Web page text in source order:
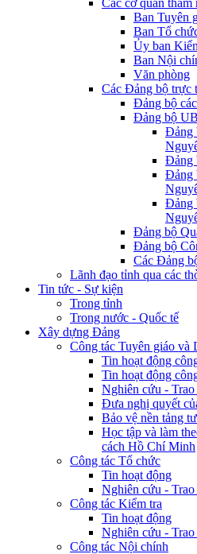
Ban Tuyên
Ban Tổ
Ủy ban
Ban Nội
Văn phòng
Các Đảng bộ trực
Đảng bộ
Đảng bộ
Đảng
Đảng
Đảng
Đảng
Đảng bộ
Đảng bộ
Các Đảng
Lãnh đạo tỉnh qua các
Tin tức - Sự kiện
Trong tỉnh
Trong nước - Quốc tế
Xây dựng Đảng
Công tác Tuyên giáo và
Tin hoạt động
Tin hoạt động
Nghiên cứu - Trao
Đưa nghị quyết
Bảo vệ nền tảng
Học tập và làm
cách Hồ Chí Minh
Công tác Tổ chức
Tin hoạt động
Nghiên cứu - Trao
Công tác Kiểm tra
Tin hoạt động
Nghiên cứu - Trao
Công tác Nội chính